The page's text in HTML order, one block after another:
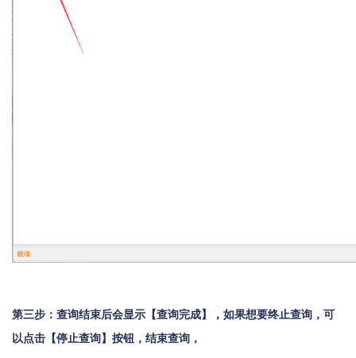
第三步：查询结束后会显示【查询完成】，如果想要终止查询，可
以点击【停止查询】按钮，结束查询，